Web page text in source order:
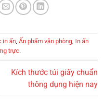
in ấn, Ấn phẩm văn phòng, In ấn
trực.
Kích thước túi giấy chuẩn
thông dụng hiện nay